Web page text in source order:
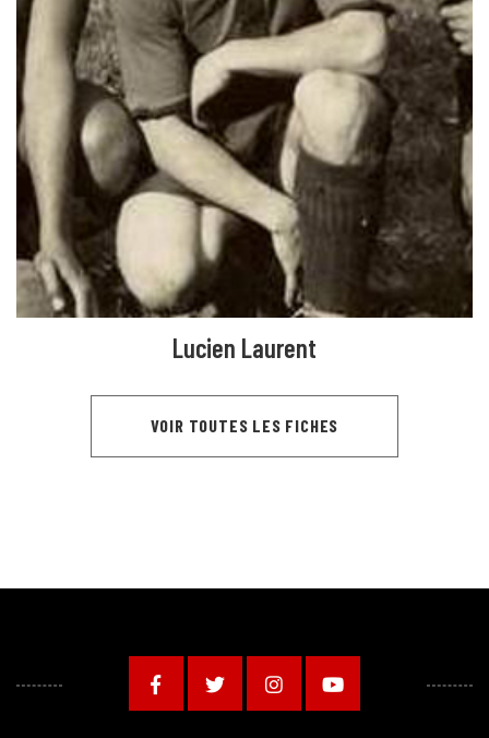
Lucien Laurent
VOIR TOUTES LES FICHES